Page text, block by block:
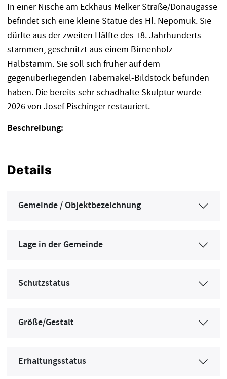
In einer Nische am Eckhaus Melker Straße/Donaugasse
befindet sich eine kleine Statue des Hl. Nepomuk. Sie
dürfte aus der zweiten Hälfte des 18. Jahrhunderts
stammen, geschnitzt aus einem Birnenholz-
Halbstamm. Sie soll sich früher auf dem
gegenüberliegenden Tabernakel-Bildstock befunden
haben. Die bereits sehr schadhafte Skulptur wurde
2026 von Josef Pischinger restauriert.
Beschreibung:
Details
Gemeinde / Objektbezeichnung
Lage in der Gemeinde
Schutzstatus
Größe/Gestalt
Erhaltungsstatus